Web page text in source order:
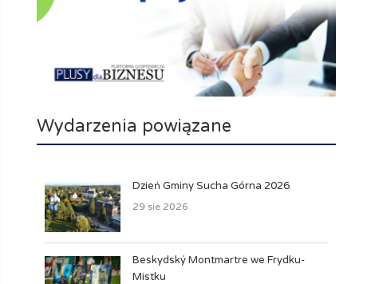
Wydarzenia powiązane
Dzień Gminy Sucha Górna 2026
29 sie 2026
Beskydský Montmartre we Frydku-
Mistku